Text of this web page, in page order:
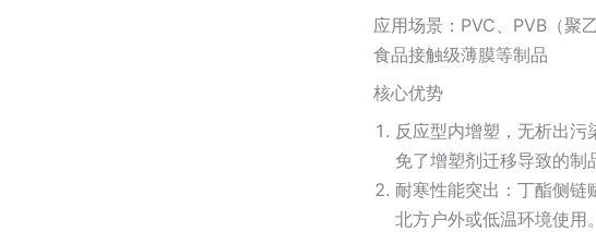
应用场景：PVC、PVB（聚
食品接触级薄膜等制品
核心优势
反应型内增塑，无析出
免了增塑剂迁移导致的制
耐寒性能突出：丁酯侧
北方户外或低温环境使用。